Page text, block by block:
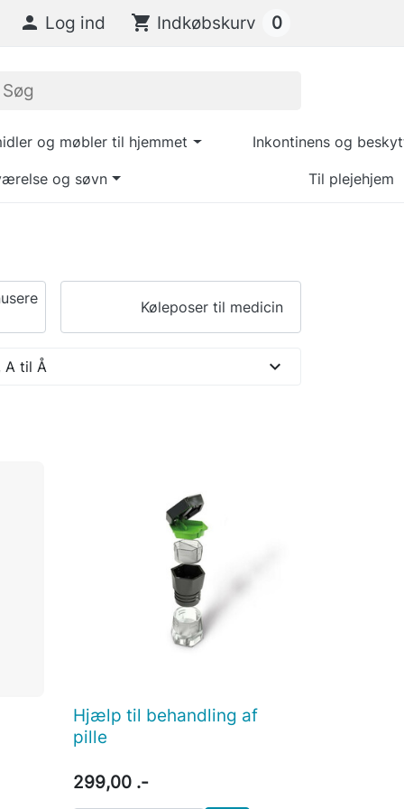
 Log ind shopping_cart Indkøbskurv 0
og møbler til hjemmet Inkontinens og
og søvn Til plejehjem
Køleposer til medicin
A til Å expand_more
 Vis her
Hjælp til behandling af
pille
299,00 .-